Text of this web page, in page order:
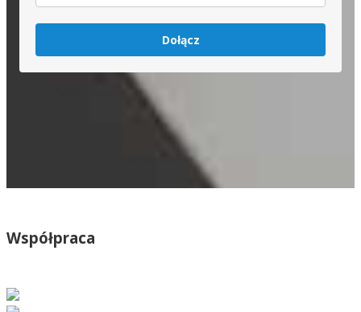
Dołącz
Współpraca